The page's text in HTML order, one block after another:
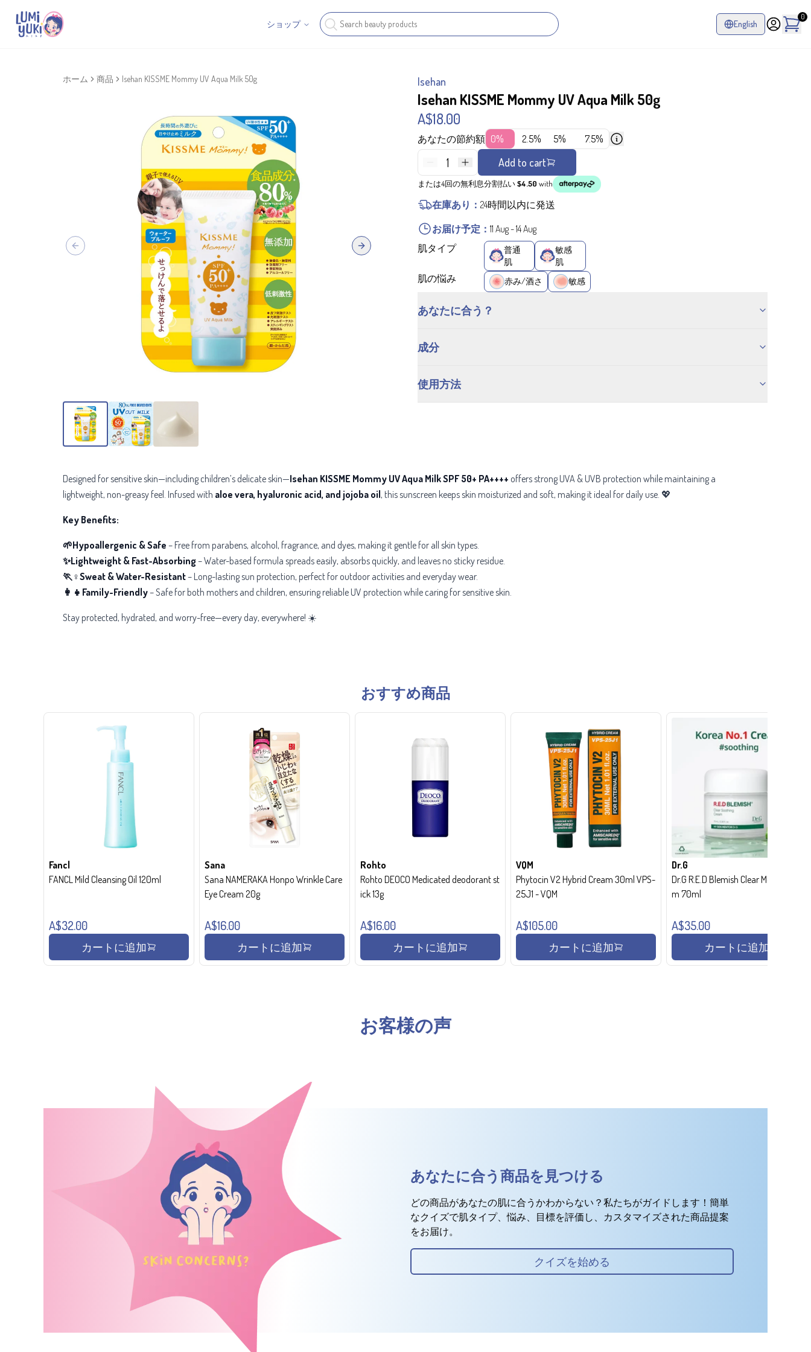
ショップ English
0
ホーム 商品 Isehan KISSME Mommy UV Aqua Milk 50g
Previous slide Next slide
Isehan
Isehan KISSME Mommy UV Aqua Milk 50g
A$18.00
あなたの節約額 0% 2.5% 5% 7.5%
1 Add to cart
または4回の無利息分割払い$4.50 with
在庫あり： 24時間以内に発送
お届け予定： 11 Aug-14 Aug
肌タイプ
普通
肌
敏感
肌
肌の悩み 赤み/酒さ 敏感
あなたに合う？
成分
使用方法
Designed for sensitive skin—including children’s delicate skin—Isehan KISSME Mommy UV Aqua Milk SPF 50+ PA++++ offers strong UVA & UVB protection while maintaining a
lightweight, non-greasy feel. Infused with aloe vera, hyaluronic acid, and jojoba oil, this sunscreen keeps skin moisturized and soft, making it ideal for daily use. 💖
Key Benefits:
🌱Hypoallergenic & Safe – Free from parabens, alcohol, fragrance, and dyes, making it gentle for all skin types.
✨Lightweight & Fast-Absorbing– Water-based formula spreads easily, absorbs quickly, and leaves no sticky residue.
🏃♀️Sweat & Water-Resistant– Long-lasting sun protection, perfect for outdoor activities and everyday wear.
👩👧Family-Friendly– Safe for both mothers and children, ensuring reliable UV protection while caring for sensitive skin.
Stay protected, hydrated, and worry-free—every day, everywhere! ☀️
おすすめ商品
Fancl
FANCL Mild Cleansing Oil 120ml
A$32.00
カートに追加
Sana
Sana NAMERAKA Honpo Wrinkle Care
Eye Cream 20g
A$16.00
カートに追加
Rohto
Rohto DEOCO Medicated deodorant st
ick 13g
A$16.00
カートに追加
VQM
Phytocin V2 Hybrid Cream 30ml VPS-
25J1 - VQM
A$105.00
カートに追加
Dr.G
Dr.G R.E.D Blemish Clear Moisture Crea
m 70ml
A$35.00
カートに追加
お客様の声
あなたに合う商品を見つける
どの商品があなたの肌に合うかわからない？私たちがガイドします！簡単
なクイズで肌タイプ、悩み、目標を評価し、カスタマイズされた商品提案
をお届け。
クイズを始める